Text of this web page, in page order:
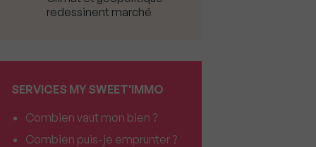
redessinent marché
SERVICES MY SWEET'IMMO
Combien vaut mon bien ?
Combien puis-je emprunter ?